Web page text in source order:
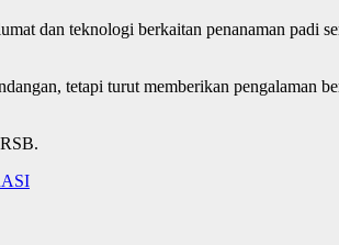
dan teknologi berkaitan penanaman padi
tetapi turut memberikan pengalaman